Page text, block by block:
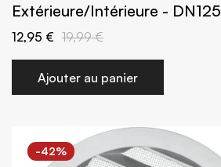
Extérieure/Intérieure - DN125
12,95 € 19,99 €
Ajouter au panier
-42%